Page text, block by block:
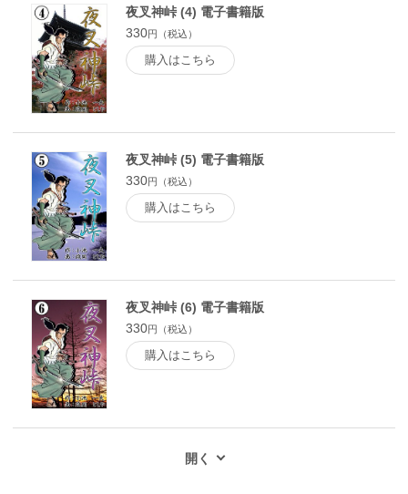
夜叉神峠 (4) 電子書籍版
330円（税込）
購入はこちら
夜叉神峠 (5) 電子書籍版
330円（税込）
購入はこちら
夜叉神峠 (6) 電子書籍版
330円（税込）
購入はこちら